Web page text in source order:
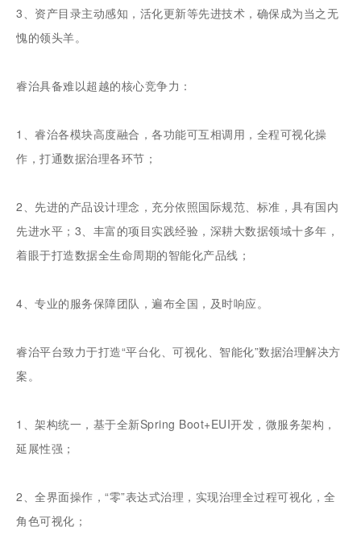
3、资产目录主动感知，活化更新等先进技术，确保成为当之无
愧的领头羊。
睿治具备难以超越的核心竞争力：
1、睿治各模块高度融合，各功能可互相调用，全程可视化操
作，打通数据治理各环节；
2、先进的产品设计理念，充分依照国际规范、标准，具有国内
先进水平；3、丰富的项目实践经验，深耕大数据领域十多年，
着眼于打造数据全生命周期的智能化产品线；
4、专业的服务保障团队，遍布全国，及时响应。
睿治平台致力于打造“平台化、可视化、智能化”数据治理解决方
案。
1、架构统一，基于全新Spring Boot+EUI开发，微服务架构，
延展性强；
2、全界面操作，“零”表达式治理，实现治理全过程可视化，全
角色可视化；